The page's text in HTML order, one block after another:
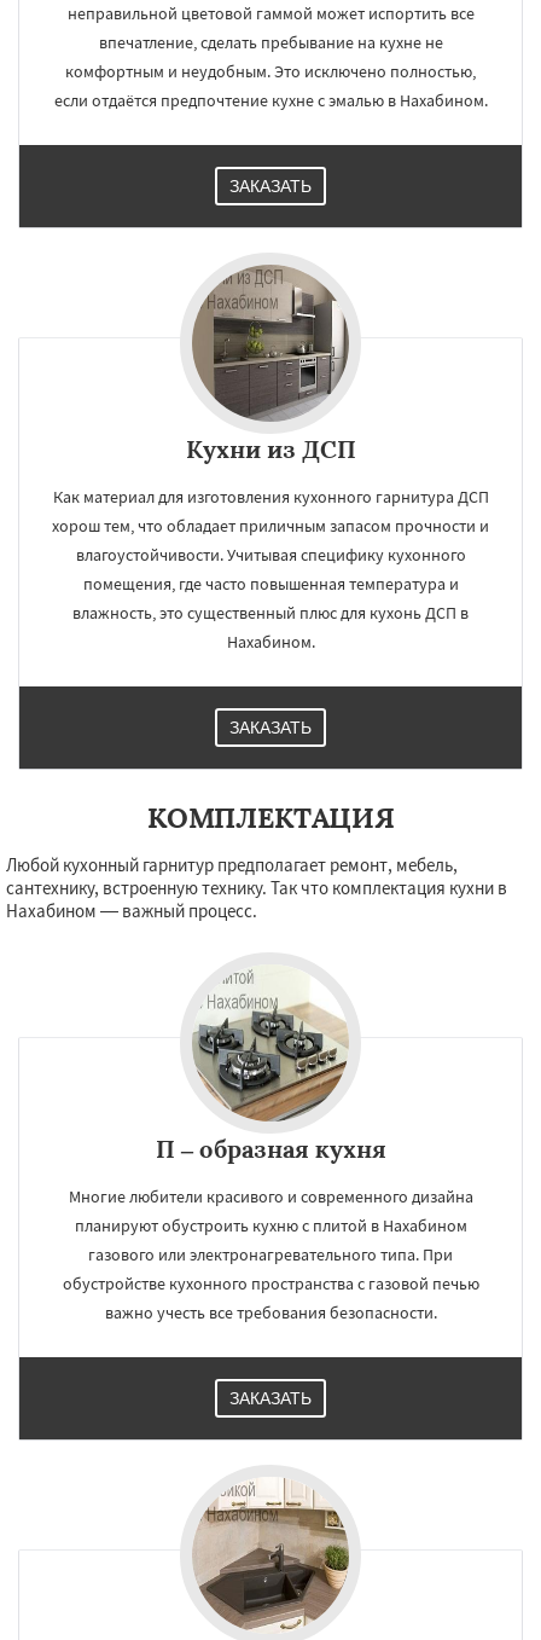
регионам
Некрасовское Обухово
Правдинский Решетниково Родники
Фряново Хорлово
Шаховская
неправильной цветовой гаммой может испортить все
впечатление, сделать пребывание на кухне не
комфортным и неудобным. Это исключено полностью,
если отдаётся предпочтение кухне с эмалью в Нахабином.
ЗАКАЗАТЬ
Кухни из ДСП
Как материал для изготовления кухонного гарнитура ДСП
хорош тем, что обладает приличным запасом прочности и
влагоустойчивости. Учитывая специфику кухонного
помещения, где часто повышенная температура и
влажность, это существенный плюс для кухонь ДСП в
Нахабином.
ЗАКАЗАТЬ
КОМПЛЕКТАЦИЯ
Любой кухонный гарнитур предполагает ремонт, мебель,
сантехнику, встроенную технику. Так что комплектация кухни в
Нахабином — важный процесс.
П – образная кухня
Многие любители красивого и современного дизайна
планируют обустроить кухню с плитой в Нахабином
газового или электронагревательного типа. При
обустройстве кухонного пространства с газовой печью
важно учесть все требования безопасности.
ЗАКАЗАТЬ
Даю согласие на обработку персональных данных